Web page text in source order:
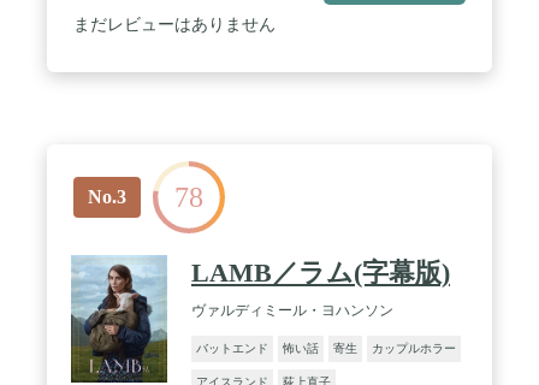
まだレビューはありません
No.3 78
LAMB／ラム(字幕版)
ヴァルディミール・ヨハンソン
バットエンド 怖い話 寄生 カップルホラー
アイスランド 荻上直子